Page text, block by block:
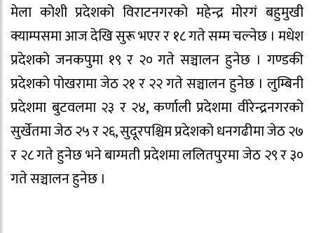
मेला कोशी प्रदेशको विराटनगरको महेन्द्र मोरगं बहुमुखी
क्याम्पसमा आज देखि सुरू भएर र १८ गते सम्म चल्नेछ । मधेश
प्रदेशको जनकपुमा १९ र २० गते सञ्चालन हुनेछ । गण्डकी
प्रदेशको पोखरामा जेठ २१ र २२ गते सञ्चालन हुनेछ । लुम्बिनी
प्रदेशमा बुटवलमा २३ र २४, कर्णाली प्रदेशमा वीरेन्द्रनगरको
सुर्खेतमा जेठ २५ र २६, सुदूरपश्चिम प्रदेशको धनगढीमा जेठ २७
र २८ गते हुनेछ भने बाग्मती प्रदेशमा ललितपुरमा जेठ २९ र ३०
गते सञ्चालन हुनेछ ।